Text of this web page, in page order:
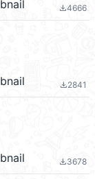
file_download4666
file_download2841
file_download3678